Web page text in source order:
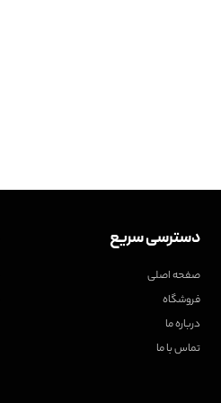
دسترسی سریع
صفحه اصلی
فروشگاه
درباره ما
تماس با ما